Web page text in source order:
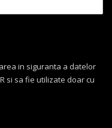
in siguranta a datelor
si sa fie utilizate doar cu